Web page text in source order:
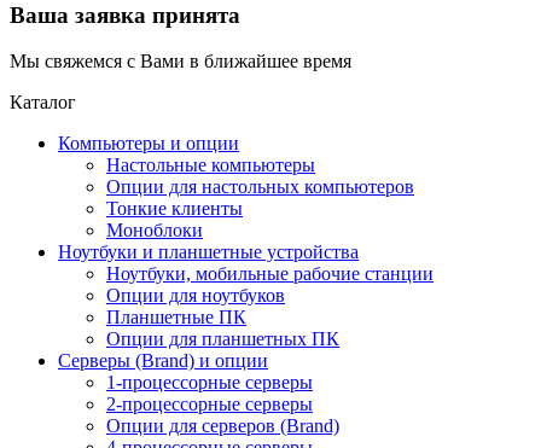
Ваша заявка принята
Мы свяжемся с Вами в ближайшее время
Каталог
Компьютеры и опции
Настольные компьютеры
Опции для настольных компьютеров
Тонкие клиенты
Моноблоки
Ноутбуки и планшетные устройства
Ноутбуки, мобильные рабочие станции
Опции для ноутбуков
Планшетные ПК
Опции для планшетных ПК
Серверы (Brand) и опции
1-процессорные серверы
2-процессорные серверы
Опции для серверов (Brand)